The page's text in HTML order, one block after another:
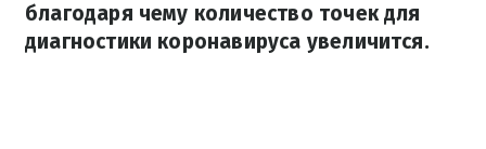
благодаря чему количество точек для
диагностики коронавируса увеличится.